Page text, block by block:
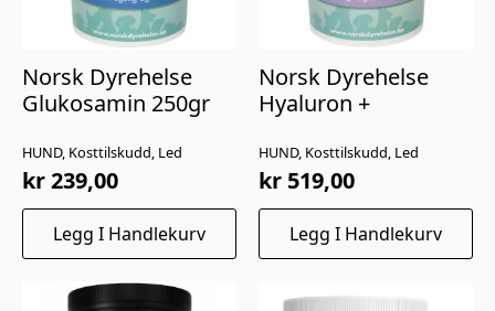
HUND, Kosttilskudd, Led
Norsk Dyrehelse
Glukosamin 250gr
kr239,00
Legg I Handlekurv
HUND, Kosttilskudd, Led
Norsk Dyrehelse
Hyaluron +
kr 519,00
Legg I Handlekurv